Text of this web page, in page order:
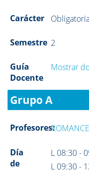
Carácter
Semestre 2
Guía
Docente
Mostrar
Grupo A
Profesores:
Día
de
L 08:30 -
L 09:30 -